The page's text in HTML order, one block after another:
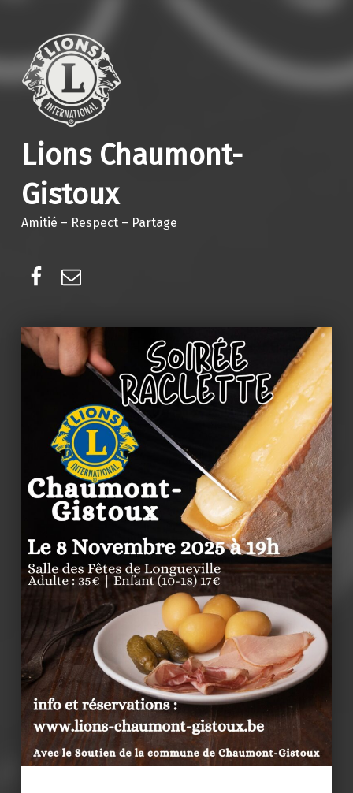
Lions Chaumont-
Gistoux
Amitié – Respect – Partage
Facebook